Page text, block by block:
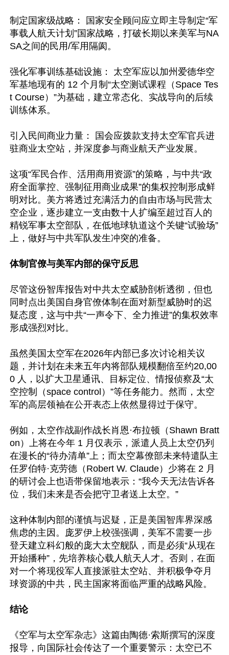
制定国家级战略： 国家安全顾问应立即主导制定“军
事载人航天计划”国家战略，打破长期以来美军与NA
SA之间的民用/军用隔阂。
强化军事训练基础设施： 太空军应以加州爱德华空
军基地现有的 12 个月制“太空测试课程（Space Tes
t Course）”为基础，建立常态化、实战导向的后续
训练体系。
引入民间商业力量： 国会应拨款支持太空军官兵进
驻商业太空站，并深度参与商业航天产业发展。
这项“军民合作、活用商用资源”的策略，与中共“政
府全面掌控、强制征用商业成果”的集权控制形成鲜
明对比。美方将透过充满活力的自由市场与民营太
空企业，逐步建立一支由数十人扩编至超过百人的
精锐军事太空部队，在低地球轨道这个关键“试验场”
上，做好与中共军队发生冲突的准备。
体制官僚与美军内部的保守反思
尽管这份智库报告对中共太空威胁剖析透彻，但也
同时点出美国自身官僚体制在面对新型威胁时的迟
疑态度，这与中共“一声令下、全力推进”的集权效率
形成强烈对比。
虽然美国太空军在2026年内部已多次讨论相关议
题，并计划在未来五年内将部队规模翻倍至约20,00
0 人，以扩大卫星通讯、目标定位、情报侦察及“太
空控制（space control）”等任务能力。然而，太空
军的高层领袖在公开表态上依然显得过于保守。
例如，太空作战副作战长肖恩·布拉顿（Shawn Bratt
on）上将在今年 1 月仅表示，派遣人员上太空仍列
在漫长的“待办清单”上；而太空幕僚部未来特遣队主
任罗伯特·克劳德（Robert W. Claude）少将在 2 月
的研讨会上也语带保留地表示：“我今天无法告诉各
位，我们未来是否会把守卫者送上太空。”
这种体制内部的谨慎与迟疑，正是美国智库界深感
焦虑的主因。庞罗伊上校强强调，美军不需要一步
登天建立科幻般的庞大太空舰队，而是必须“从现在
开始播种”，先培养核心载人航天人才。否则，在面
对一个将现役军人直接派驻太空站、并积极争夺月
球资源的中共，民主国家将面临严重的战略风险。
结论
《空军与太空军杂志》这篇由陶德·索斯撰写的深度
报导，向国际社会传达了一个重要警示：太空已不